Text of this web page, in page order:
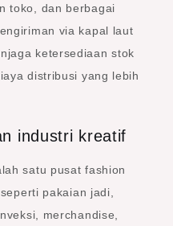
toko, dan berbagai
via kapal laut
ketersediaan stok
distribusi yang lebih
industri kreatif
satu pusat fashion
pakaian jadi,
merchandise,